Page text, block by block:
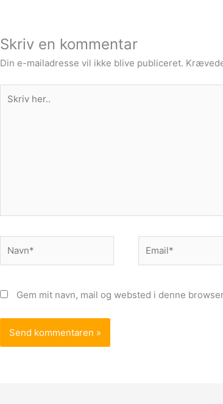
Skriv en kommentar
Din e-mailadresse vil ikke blive publiceret.
her..
Gem mit navn, mail og websted i denne